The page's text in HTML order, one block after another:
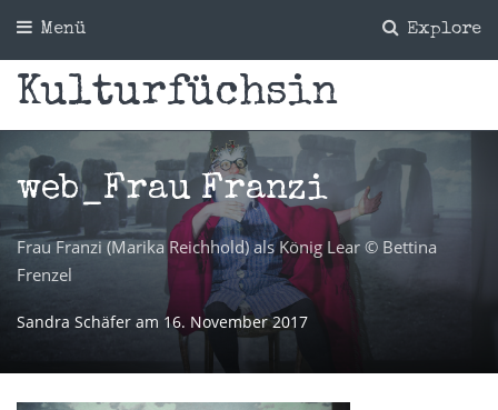
Explore
Menü
Kulturfüchsin
web_Frau Franzi
Frau Franzi (Marika Reichhold) als König Lear © Bettina
Frenzel
Sandra Schäfer am 16. November 2017